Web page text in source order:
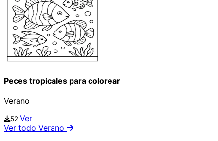
Peces tropicales para colorear
Verano
52 Ver
Ver todo Verano